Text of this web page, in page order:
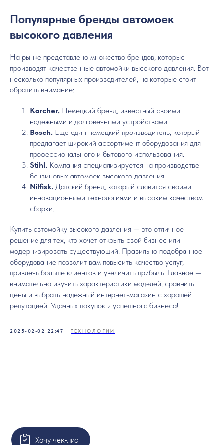
Популярные бренды автомоек
высокого давления
На рынке представлено множество брендов, которые
производят качественные автомойки высокого давления. Вот
несколько популярных производителей, на которые стоит
обратить внимание:
Karcher. Немецкий бренд, известный своими
надежными и долговечными устройствами.
Bosch. Еще один немецкий производитель, который
предлагает широкий ассортимент оборудования для
профессионального и бытового использования.
Stihl. Компания специализируется на производстве
бензиновых автомоек высокого давления.
Nilfisk. Датский бренд, который славится своими
инновационными технологиями и высоким качеством
сборки.
Купить автомойку высокого давления — это отличное
решение для тех, кто хочет открыть свой бизнес или
модернизировать существующий. Правильно подобранное
оборудование позволит вам повысить качество услуг,
привлечь больше клиентов и увеличить прибыль. Главное —
внимательно изучить характеристики моделей, сравнить
цены и выбрать надежный интернет-магазин с хорошей
репутацией. Удачных покупок и успешного бизнеса!
2025-02-02 22:47 ТЕХНОЛОГИИ
Хочу чек-лист